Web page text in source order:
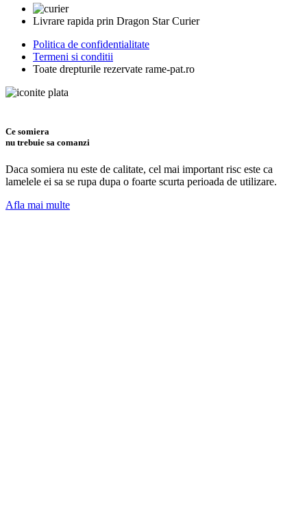
Livrare rapida prin Dragon Star Curier
Politica de confidentialitate
Termeni si conditii
Toate drepturile rezervate rame-pat.ro
Ce somiera
nu trebuie sa comanzi
Daca somiera nu este de calitate, cel mai important risc este ca
lamelele ei sa se rupa dupa o foarte scurta perioada de utilizare.
Afla mai multe